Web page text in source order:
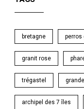
bretagne perros
granit rose
trégastel
archipel des 7 îles